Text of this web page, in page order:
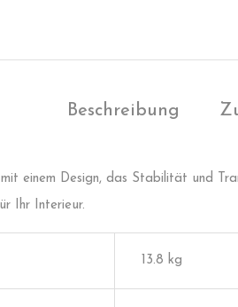
Beschreibung
einem Design, das Stabilität und
Ihr Interieur.
13.8 kg